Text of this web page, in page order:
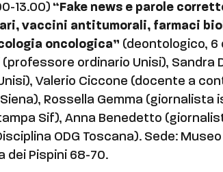
13.00)“Fake news e parole
vaccini antitumorali, farmaci
oncologica” (deontologico, 6
(professore ordinario Unisi), Sandra
Valerio Ciccone (docente a
Rossella Gemma (giornalista
Sif), Anna Benedetto
ODG Toscana). Sede:
dei Pispini 68-70.